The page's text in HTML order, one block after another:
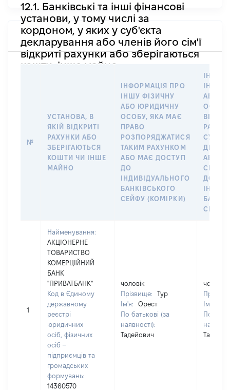
12.1. Банківські та інші фінансові
установи, у тому числі за
кордоном, у яких у суб'єкта
декларування або членів його сім'ї
відкриті рахунки або зберігаються
кошти, інше майно
№
УСТАНОВА, В
ЯКІЙ ВІДКРИТІ
РАХУНКИ АБО
ЗБЕРІГАЮТЬСЯ
КОШТИ ЧИ ІНШЕ
МАЙНО
ІНФОРМАЦІЯ ПРО
ІНШУ ФІЗИЧНУ
АБО ЮРИДИЧНУ
ОСОБУ, ЯКА МАЄ
ПРАВО
РОЗПОРЯДЖАТИСЯ
ТАКИМ РАХУНКОМ
АБО МАЄ ДОСТУП
ДО
ІНДИВІДУАЛЬНОГО
БАНКІВСЬКОГО
СЕЙФУ (КОМІРКИ)
ІНШУ
АБО
АБО
СІМ’Ї
СЕЙФУ
1
Найменування:
АКЦІОНЕРНЕ
ТОВАРИСТВО
КОМЕРЦІЙНИЙ
БАНК
"ПРИВАТБАНК"
Код в Єдиному
державному
реєстрі
юридичних
осіб, фізичних
осіб –
підприємців та
громадських
формувань:
14360570
чоловік
Прізвище:
Тур
Ім'я:
Орест
По батькові (за
наявності):
Тадейович
чоловік
Ім'я:
По